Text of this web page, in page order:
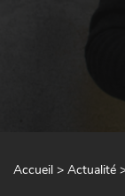
Accueil > Actualité